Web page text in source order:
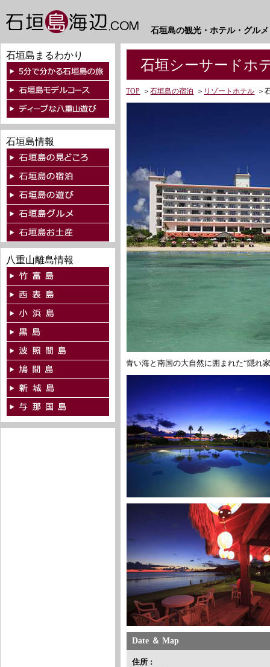
石垣島の観光・ホテル・グル
石垣島まるわかり
石垣島情報
八重山離島情報
石垣シーサードホ
TOP ＞石垣島の宿泊 ＞ リゾートホテル ＞
青い海と南国の大自然に囲まれた“隠れ
Date ＆ Map
住所 ：